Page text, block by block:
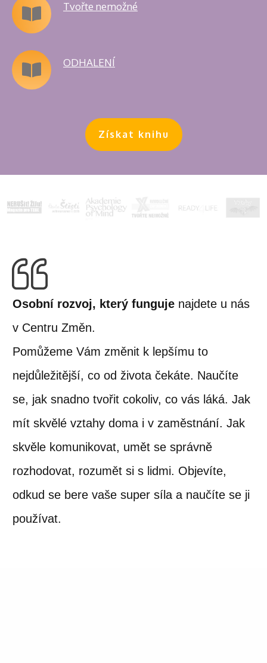
Tvořte nemožné
ODHALENÍ
Získat knihu
Osobní rozvoj, který funguje najdete u nás
v Centru Změn.
Pomůžeme Vám změnit k lepšímu to
nejdůležitější, co od života čekáte. Naučíte
se, jak snadno tvořit cokoliv, co vás láká. Jak
mít skvělé vztahy doma i v zaměstnání. Jak
skvěle komunikovat, umět se správně
rozhodovat, rozumět si s lidmi. Objevíte,
odkud se bere vaše super síla a naučíte se ji
používat.